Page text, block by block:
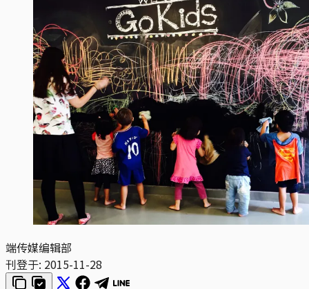
端传媒编辑部
刊登于: 2015-11-28